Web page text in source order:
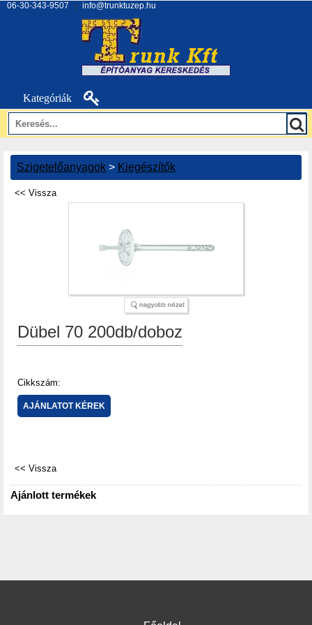
06-30-343-9507 info@trunktuzep.hu
Kategóriák
Szigetelőanyagok > Kiegészítők
Dübel 70 200db/doboz
Cikkszám:
Ajánlott termékek